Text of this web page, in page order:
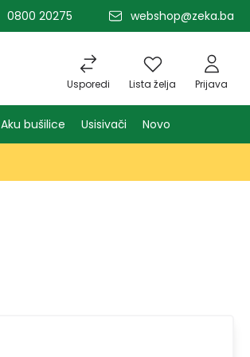
0800 20275 webshop@zeka.ba
Usporedi Lista želja Prijava
Aku bušilice Usisivači Novo